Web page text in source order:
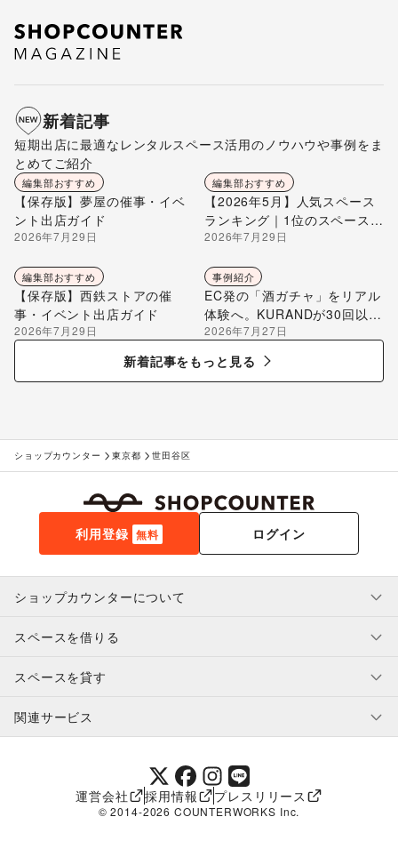
新着記事
短期出店に最適なレンタルスペース活用のノウハウや事例をま
とめてご紹介
編集部おすすめ
【保存版】夢屋の催事・イベ
ント出店ガイド
2026年7月29日
編集部おすすめ
【2026年5月】人気スペース
ランキング｜1位のスペースを
編集部が解説
2026年7月29日
編集部おすすめ
【保存版】西鉄ストアの催
事・イベント出店ガイド
2026年7月29日
事例紹介
EC発の「酒ガチャ」をリアル
体験へ。KURANDが30回以上
のポップアップ出店で届け
る“新しいお酒との出会い”
2026年7月27日
新着記事をもっと見る
ショップカウンター 東京都 世田谷区
利用登録 無料 ログイン
ショップカウンターについて
利用規約・ガイドライン
特定商取引法に基づく表示
補償プログラム
スペースを借りる
スペースを借りたい人へ
ユーザー利用規約
提携パートナー
スペースを貸す
スペースを貸したい方へ
オーナー利用規約
関連サービス
SHOPCOUNTER MAGAZINE
ショップカウンターエンタープライズ
ショップカウンター常設
運営会社 採用情報 プレスリリース
© 2014-2026 COUNTERWORKS Inc.